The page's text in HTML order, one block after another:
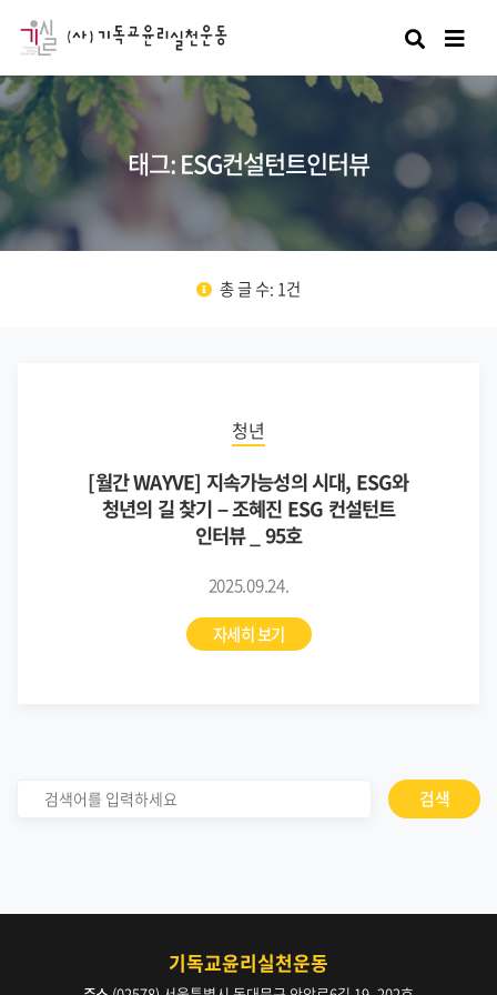
검색
태그: ESG컨설턴트인터뷰
총 글 수: 1건
청년
[월간 WAYVE] 지속가능성의 시대, ESG와
청년의 길 찾기 – 조혜진 ESG 컨설턴트
인터뷰 _ 95호
2025.09.24.
자세히 보기
검색
기독교윤리실천운동